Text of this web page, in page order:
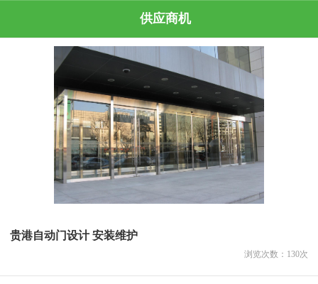
供应商机
贵港自动门设计 安装维护
浏览次数： 130次